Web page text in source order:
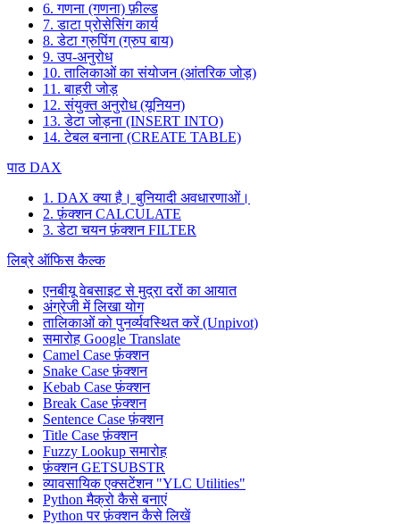
6. गणना (गणना) फ़ील्ड
7. डाटा प्रोसेसिंग कार्य
8. डेटा ग्रुपिंग (ग्रुप बाय)
9. उप-अनुरोध
10. तालिकाओं का संयोजन (आंतरिक जोड़)
11. बाहरी जोड़
12. संयुक्त अनुरोध (यूनियन)
13. डेटा जोड़ना (INSERT INTO)
14. टेबल बनाना (CREATE TABLE)
पाठ DAX
1. DAX क्या है। बुनियादी अवधारणाओं।
2. फ़ंक्शन CALCULATE
3. डेटा चयन फ़ंक्शन FILTER
लिब्रे ऑफिस कैल्क
एनबीयू वेबसाइट से मुद्रा दरों का आयात
अंग्रेजी में लिखा योग
तालिकाओं को पुनर्व्यवस्थित करें (Unpivot)
समारोह Google Translate
Camel Case फ़ंक्शन
Snake Case फ़ंक्शन
Kebab Case फ़ंक्शन
Break Case फ़ंक्शन
Sentence Case फ़ंक्शन
Title Case फ़ंक्शन
Fuzzy Lookupसमारोह
फ़ंक्शन GETSUBSTR
व्यावसायिक एक्सटेंशन "YLC Utilities"
Python मैक्रो कैसे बनाएं
Python पर फ़ंक्शन कैसे लिखें